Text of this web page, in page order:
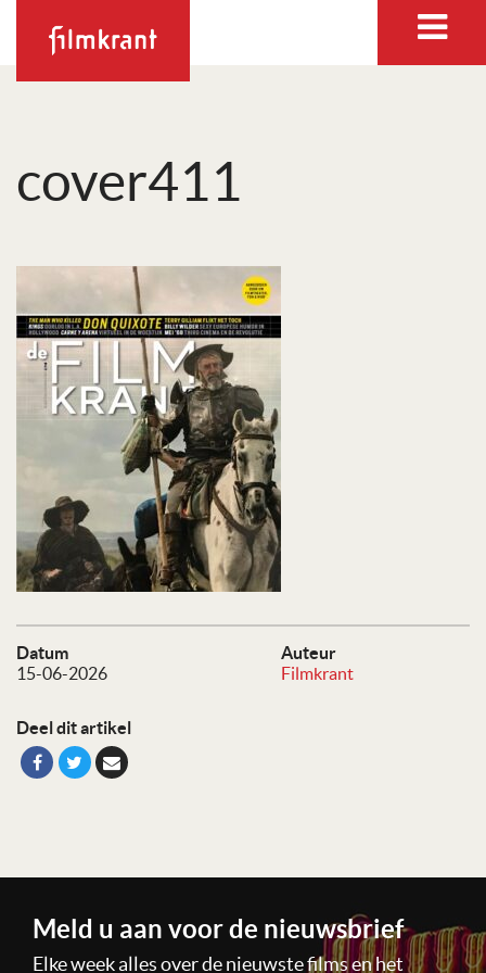
cover411
Datum
15-06-2026
Auteur
Filmkrant
Deel dit artikel
Meld u aan voor de nieuwsbrief
Elke week alles over de nieuwste films en het